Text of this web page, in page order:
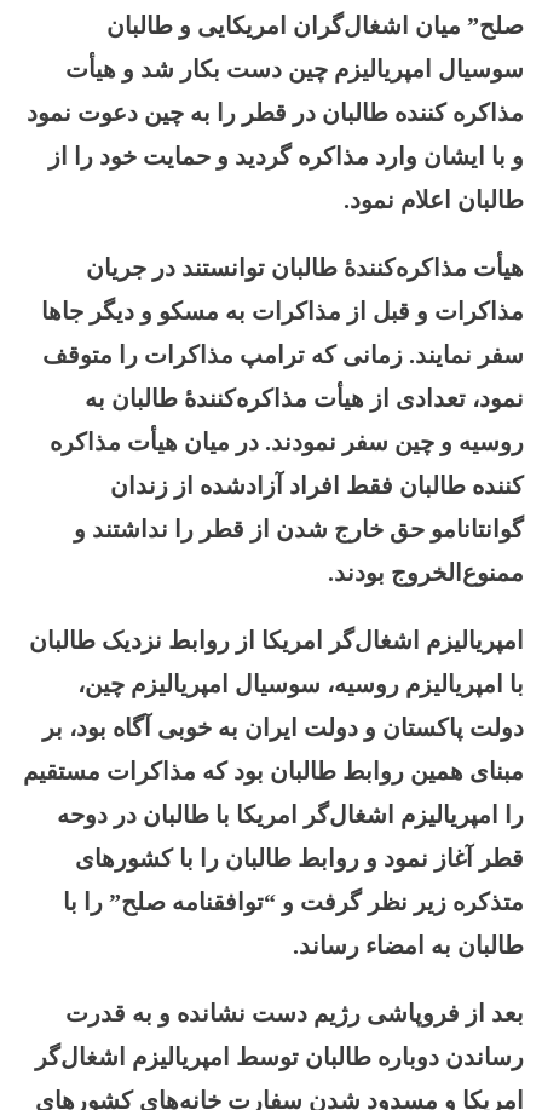
صلح” میان اشغال‌گران امریکایی و طالبان
سوسیال امپریالیزم چین دست بکار شد و هیأت
مذاکره کننده طالبان در قطر را به چین دعوت نمود
و با ایشان وارد مذاکره گردید و حمایت خود را از
طالبان اعلام نمود.
هیأت مذاکره‌کنندۀ طالبان توانستند در جریان
مذاکرات و قبل از مذاکرات به مسکو و دیگر جاها
سفر نمایند. زمانی که ترامپ مذاکرات را متوقف
نمود، تعدادی از هیأت مذاکره‌کنندۀ طالبان به
روسیه و چین سفر نمودند. در میان هیأت مذاکره
کننده طالبان فقط افراد آزادشده از زندان
گوانتانامو حق خارج شدن از قطر را نداشتند و
ممنوع‌الخروج بودند.
امپریالیزم اشغال‌گر امریکا از روابط نزدیک طالبان
با امپریالیزم روسیه، سوسیال امپریالیزم چین،
دولت پاکستان و دولت ایران به خوبی آگاه بود، بر
مبنای همین روابط طالبان بود که مذاکرات مستقیم
را امپریالیزم اشغال‌گر امریکا با طالبان در دوحه
قطر آغاز نمود و روابط طالبان را با کشورهای
متذکره زیر نظر گرفت و “توافقنامه صلح” را با
طالبان به امضاء رساند.
بعد از فروپاشی رژیم دست نشانده و به قدرت
رساندن دوباره طالبان توسط امپریالیزم اشغال‌گر
امریکا و مسدود شدن سفارت خانه‌های کشورهای